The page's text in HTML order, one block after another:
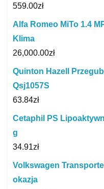
559.00zł
Alfa Romeo MiTo 1.4
Klima
26,000.00zł
Quinton Hazell
Qsj1057S
63.84zł
Cetaphil PS
g
34.91zł
Volkswagen
okazja